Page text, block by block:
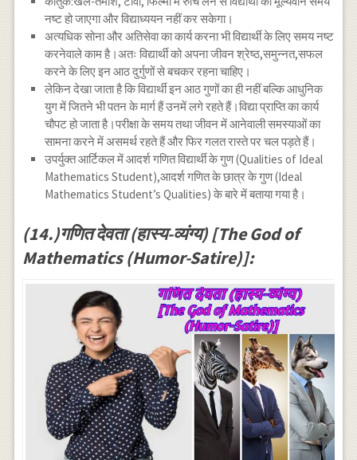
नष्ट हो जाएगा और विद्याध्ययन नहीं कर सकेगा।
अत्यधिक सोना और अतिसेवा का कार्य करना भी विद्यार्थी के लिए समय नष्ट
करनेवाले काम है।अतः विद्यार्थी को अपना जीवन श्रेष्ठ,समुन्नत,सफल
करने के लिए इन आठ दुर्गुणों से बचकर रहना चाहिए।
लेकिन देखा जाता है कि विद्यार्थी इन आठ गुणों का ही नहीं बल्कि आधुनिक
युग में जितने भी पतन के मार्ग हैं उनमें लगे रहते हैं।विद्या प्राप्ति का कार्य
चौपट हो जाता है।परीक्षा के समय तथा जीवन में आनेवाली समस्याओं का
सामना करने में असमर्थ रहते हैं और फिर गलत रास्ते पर चल पड़ते हैं।
उपर्युक्त आर्टिकल में आदर्श गणित विद्यार्थी के गुण (Qualities of Ideal
Mathematics Student),आदर्श गणित के छात्र के गुण (Ideal
Mathematics Student’s Qualities) के बारे में बताया गया है।
(14.)गणित देवता (हास्य-व्यंग्य) [The God of
Mathematics (Humor-Satire)]: